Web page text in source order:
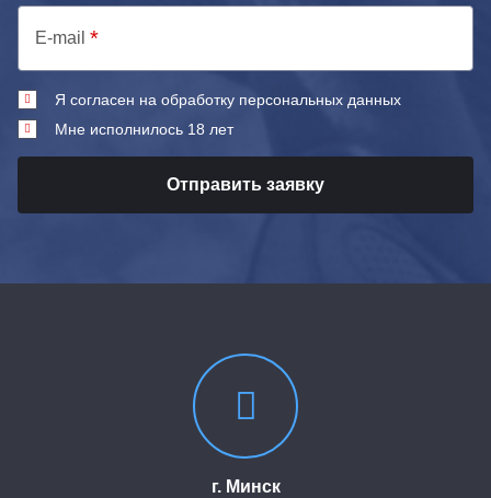
E-mail
Я согласен на обработку персональных данных
Мне исполнилось 18 лет
Отправить заявку
г. Минск